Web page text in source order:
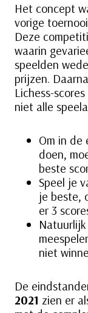
Het concept
vorige
Deze
waarin
speelden
prijzen.
Lichess-
niet alle
Om in de
doen,
beste
Speel je
je beste,
er 3
niet
De
2021 zien er